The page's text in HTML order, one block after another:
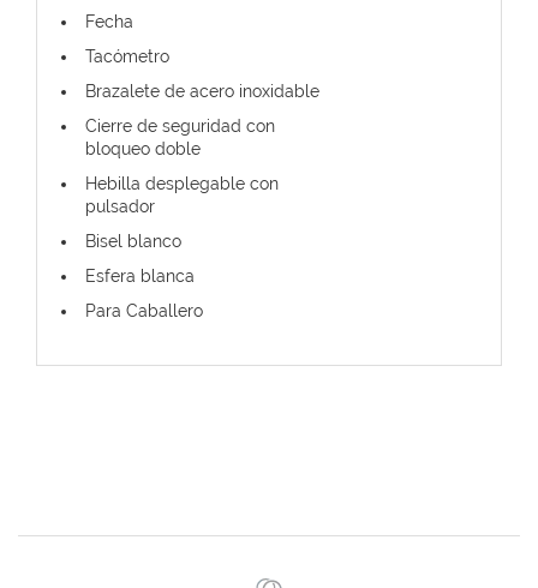
Fecha
Tacómetro
Brazalete de acero inoxidable
Cierre de seguridad con
bloqueo doble
Hebilla desplegable con
pulsador
Bisel blanco
Esfera blanca
Para Caballero